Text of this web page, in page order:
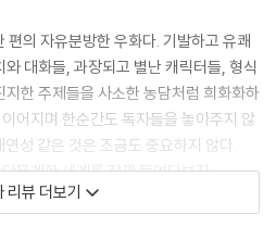
편의 자유분방한 우화다. 기발하고 유쾌
대화들, 과장되고 별난 캐릭터들, 형식
한 주제들을 사소한 농담처럼 희화화하
어지며 한순간도 독자들을 놓아주지 않
성 같은 것은 조금도 중요하지 않다.
무계한 세계를 잠깐 들여다보자.
리뷰 더보기